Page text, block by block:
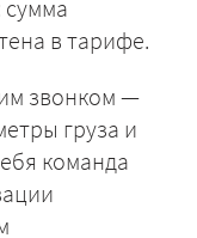
сумма
в тарифе.
звонком —
груза и
команда